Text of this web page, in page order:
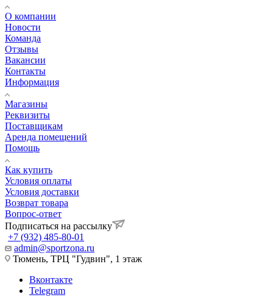
О компании
Новости
Команда
Отзывы
Вакансии
Контакты
Информация
Магазины
Реквизиты
Поставщикам
Аренда помещений
Помощь
Как купить
Условия оплаты
Условия доставки
Возврат товара
Вопрос-ответ
Подписаться на рассылку
+7 (932) 485-80-01
admin@sportzona.ru
Тюмень, ТРЦ "Гудвин", 1 этаж
Вконтакте
Telegram